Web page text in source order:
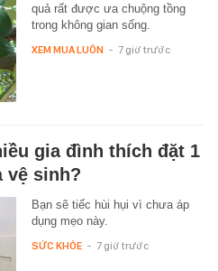
quả rất được ưa chuộng tồng
trong không gian sống.
XEM MUA LUÔN - 7 giờ trước
gia đình thích đặt 1
vệ sinh?
Bạn sẽ tiếc hùi hụi vì chưa áp
dụng mẹo này.
SỨC KHỎE - 7 giờ trước